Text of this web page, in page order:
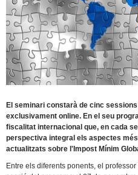
El seminari constarà de cinc
exclusivament online. En el seu
fiscalitat internacional que, en cada
perspectiva integral els aspectes
actualitzats sobre l'Impost Mínim
Entre els diferents ponents, el